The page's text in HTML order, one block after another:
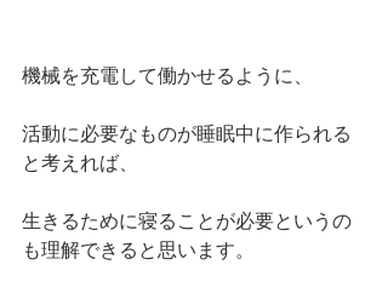
機械を充電して働かせるように、
活動に必要なものが睡眠中に作られる
と考えれば、
生きるために寝ることが必要というの
も理解できると思います。